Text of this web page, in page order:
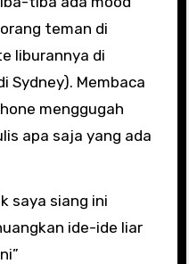
teman di
liburannya di
Sydney). Membaca
menggugah
apa saja yang ada
saya siang ini
ide-ide liar